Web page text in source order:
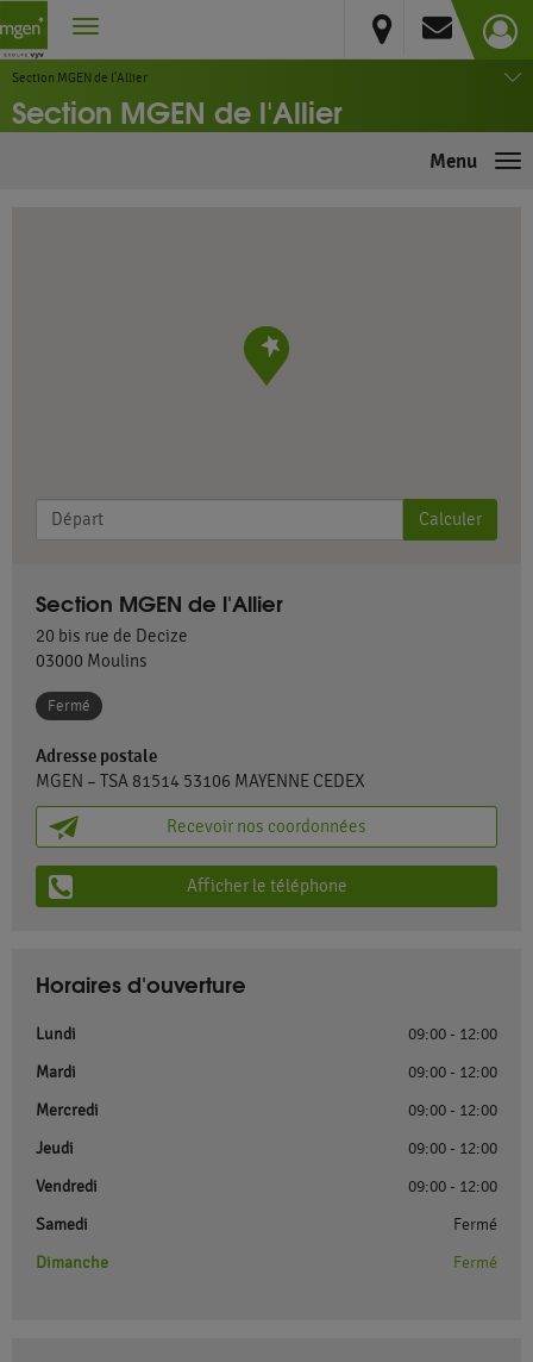
Moulins
Section MGEN de l'Allier
Section MGEN de l'Allier
Menu
Calculer
Section MGEN de l'Allier
20 bis rue de Decize
03000 Moulins
Fermé
Adresse postale
MGEN – TSA 81514 53106 MAYENNE CEDEX
Recevoir nos coordonnées
Afficher le téléphone
Horaires d'ouverture
Lundi 09:00 - 12:00
Mardi 09:00 - 12:00
Mercredi 09:00 - 12:00
Jeudi 09:00 - 12:00
Vendredi 09:00 - 12:00
Samedi Fermé
Dimanche Fermé